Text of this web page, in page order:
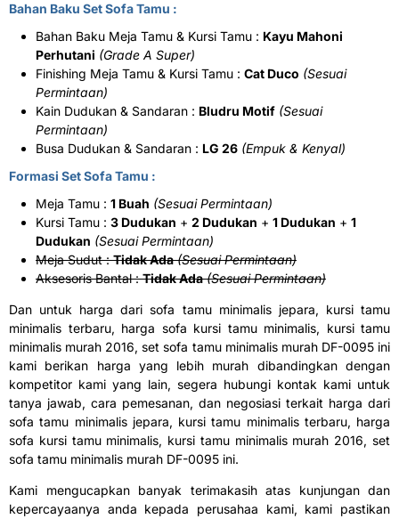
Bahan Baku Set Sofa Tamu :
Bahan Baku Meja Tamu & Kursi Tamu : Kayu Mahoni
Perhutani (Grade A Super)
Finishing Meja Tamu & Kursi Tamu : Cat Duco (Sesuai
Permintaan)
Kain Dudukan & Sandaran : Bludru Motif (Sesuai
Permintaan)
Busa Dudukan & Sandaran : LG 26 (Empuk & Kenyal)
Formasi Set Sofa Tamu :
Meja Tamu : 1 Buah (Sesuai Permintaan)
Kursi Tamu : 3 Dudukan + 2 Dudukan + 1 Dudukan + 1
Dudukan (Sesuai Permintaan)
Meja Sudut :Tidak Ada (Sesuai Permintaan)
Aksesoris Bantal :Tidak Ada (Sesuai Permintaan)
Dan untuk harga dari sofa tamu minimalis jepara, kursi tamu
minimalis terbaru, harga sofa kursi tamu minimalis, kursi tamu
minimalis murah 2016, set sofa tamu minimalis murah DF-0095 ini
kami berikan harga yang lebih murah dibandingkan dengan
kompetitor kami yang lain, segera hubungi kontak kami untuk
tanya jawab, cara pemesanan, dan negosiasi terkait harga dari
sofa tamu minimalis jepara, kursi tamu minimalis terbaru, harga
sofa kursi tamu minimalis, kursi tamu minimalis murah 2016, set
sofa tamu minimalis murah DF-0095 ini.
Kami mengucapkan banyak terimakasih atas kunjungan dan
kepercayaanya anda kepada perusahaa kami, kami pastikan